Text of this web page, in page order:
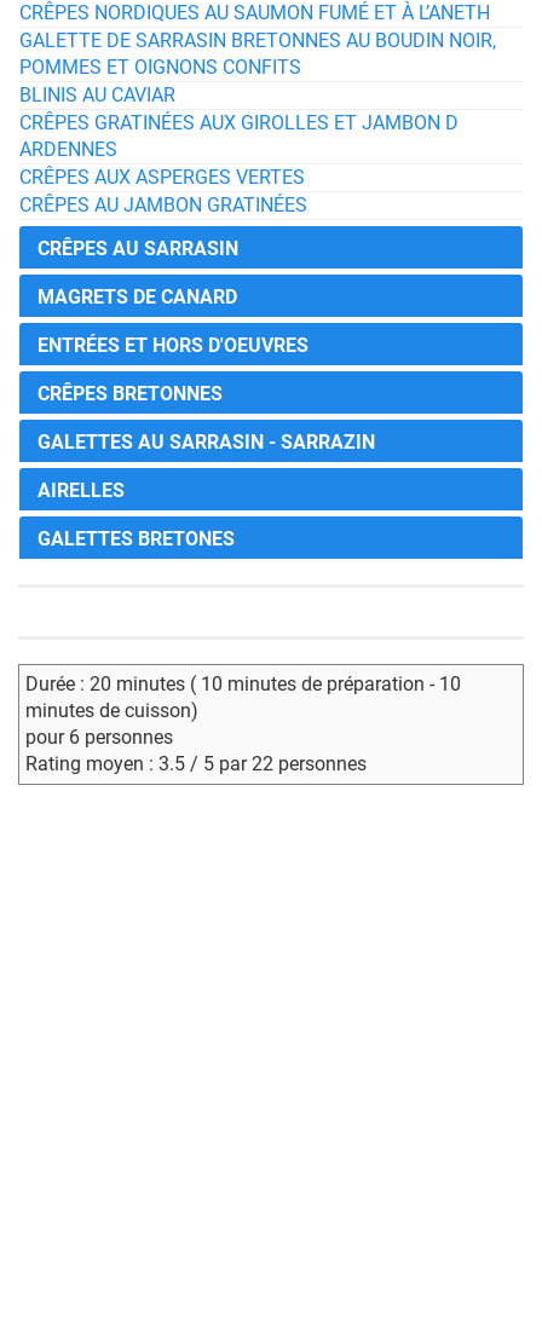
CRÊPES NORDIQUES AU SAUMON FUMÉ ET À L’ANETH
GALETTE DE SARRASIN BRETONNES AU BOUDIN NOIR,
POMMES ET OIGNONS CONFITS
BLINIS AU CAVIAR
CRÊPES GRATINÉES AUX GIROLLES ET JAMBON D
ARDENNES
CRÊPES AUX ASPERGES VERTES
CRÊPES AU JAMBON GRATINÉES
CRÊPES AU SARRASIN
MAGRETS DE CANARD
ENTRÉES ET HORS D'OEUVRES
CRÊPES BRETONNES
GALETTES AU SARRASIN - SARRAZIN
AIRELLES
GALETTES BRETONES
Durée : 20 minutes ( 10 minutes de préparation - 10
minutes de cuisson)
pour 6 personnes
Rating moyen : 3.5 / 5 par 22 personnes